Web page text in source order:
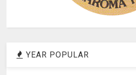
YEAR POPULAR